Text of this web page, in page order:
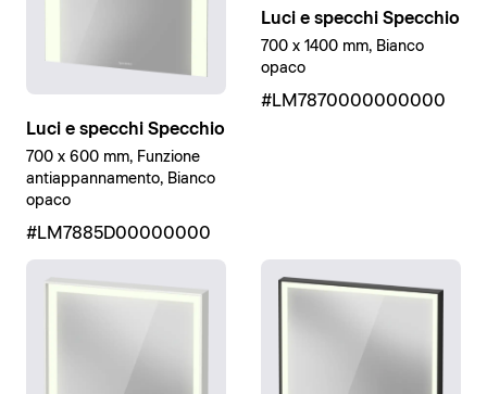
Luci e specchi Specchio
700 x 600 mm, Funzione
antiappannamento, Bianco
opaco
#LM7885D00000000
Luci e specchi Specchio
700 x 1400 mm, Bianco
opaco
#LM7870000000000